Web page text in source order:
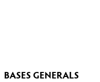
BASES GENERALS